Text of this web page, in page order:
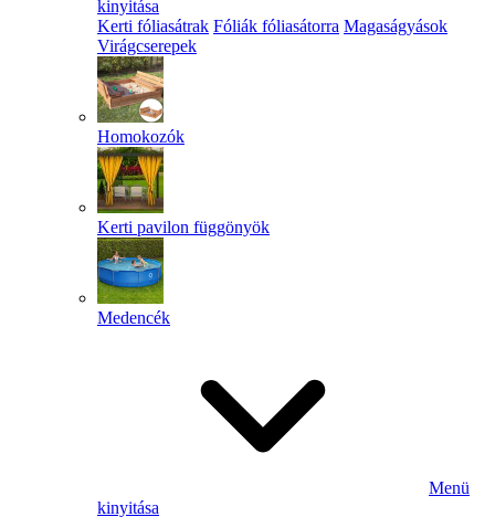
kinyitása
Kerti fóliasátrak Fóliák fóliasátorra Magaságyások
Virágcserepek
Homokozók
Kerti pavilon függönyök
Medencék
Menü
kinyitása